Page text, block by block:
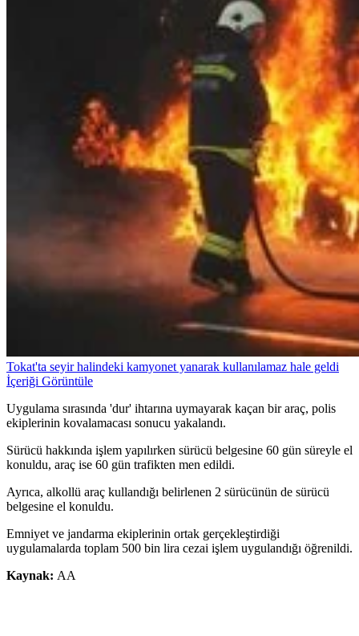
Tokat'ta seyir halindeki kamyonet yanarak kullanılamaz hale geldi
İçeriği Görüntüle
Uygulama sırasında 'dur' ihtarına uymayarak kaçan bir araç, polis
ekiplerinin kovalamacası sonucu yakalandı.
Sürücü hakkında işlem yapılırken sürücü belgesine 60 gün süreyle el
konuldu, araç ise 60 gün trafikten men edildi.
Ayrıca, alkollü araç kullandığı belirlenen 2 sürücünün de sürücü
belgesine el konuldu.
Emniyet ve jandarma ekiplerinin ortak gerçekleştirdiği
uygulamalarda toplam 500 bin lira cezai işlem uygulandığı öğrenildi.
Kaynak: AA